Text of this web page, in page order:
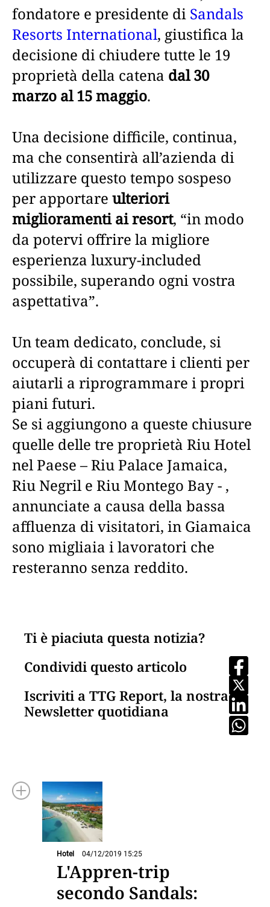
fondatore e presidente di Sandals
Resorts International, giustifica la
decisione di chiudere tutte le 19
proprietà della catena dal 30
marzo al 15 maggio.
Una decisione difficile, continua,
ma che consentirà all’azienda di
utilizzare questo tempo sospeso
per apportare ulteriori
miglioramenti ai resort, “in modo
da potervi offrire la migliore
esperienza luxury-included
possibile, superando ogni vostra
aspettativa”.
Un team dedicato, conclude, si
occuperà di contattare i clienti per
aiutarli a riprogrammare i propri
piani futuri.
Se si aggiungono a queste chiusure
quelle delle tre proprietà Riu Hotel
nel Paese – Riu Palace Jamaica,
Riu Negril e Riu Montego Bay - ,
annunciate a causa della bassa
affluenza di visitatori, in Giamaica
sono migliaia i lavoratori che
resteranno senza reddito.
Ti è piaciuta questa notizia?
Condividi questo articolo
Iscriviti a TTG Report, la nostra
Newsletter quotidiana
Hotel 04/12/2019 15:25
L'Appren-trip
secondo Sandals: